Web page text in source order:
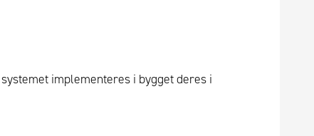
implementeres i bygget deres i